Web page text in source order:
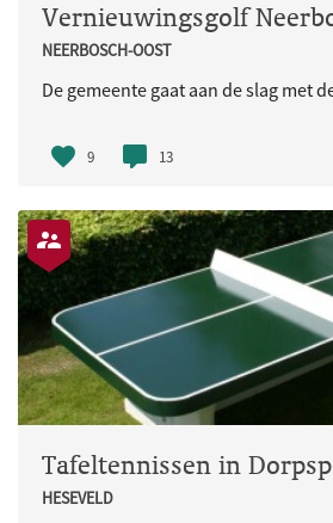
Vernieuwingsgolf
NEERBOSCH-OOST
9 13
Tafeltennissen in
HESEVELD